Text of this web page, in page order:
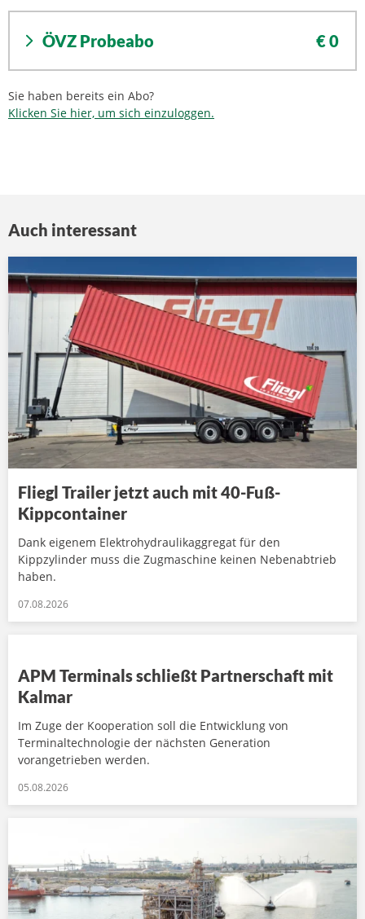
ÖVZ Probeabo € 0
Sie haben bereits ein Abo?
Klicken Sie hier, um sich einzuloggen.
Auch interessant
Fliegl Trailer jetzt auch mit 40-Fuß-
Kippcontainer
Dank eigenem Elektrohydraulikaggregat für den
Kippzylinder muss die Zugmaschine keinen Nebenabtrieb
haben.
07.08.2026
APM Terminals schließt Partnerschaft mit
Kalmar
Im Zuge der Kooperation soll die Entwicklung von
Terminaltechnologie der nächsten Generation
vorangetrieben werden.
05.08.2026